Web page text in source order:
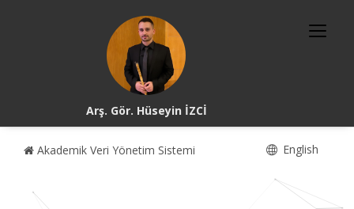
Arş. Gör. Hüseyin İZCİ
Akademik Veri Yönetim Sistemi English